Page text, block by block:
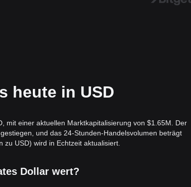
heute in USD
mit einer aktuellen Marktkapitalisierung von $1.65M. Der
und das 24-Stunden-Handelsvolumen beträgt
USD) wird in Echtzeit aktualisiert.
Dollar wert?